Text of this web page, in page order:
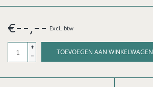
€--,-- Excl. btw
+
-
TOEVOEGEN AAN WINKELWAGEN